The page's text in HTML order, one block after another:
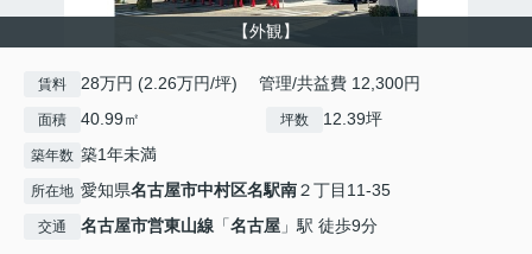
【外観】
賃料 28万円 (2.26万円/坪) 管理/共益費 12,300円
面積 40.99㎡ 坪数 12.39坪
築年数 築1年未満
所在地 愛知県名古屋市中村区名駅南２丁目11-35
交通 名古屋市営東山線 「名古屋 」駅 徒歩9分